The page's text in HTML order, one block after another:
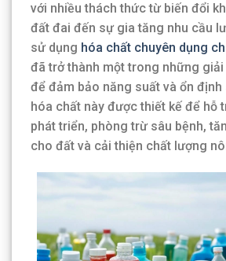
với nhiều thách thức từ biến đổi
đất đai đến sự gia tăng nhu cầu
sử dụng hóa chất chuyên dụng
đã trở thành một trong những
để đảm bảo năng suất và ổn định
hóa chất này được thiết kế để hỗ
phát triển, phòng trừ sâu bệnh,
cho đất và cải thiện chất lượng